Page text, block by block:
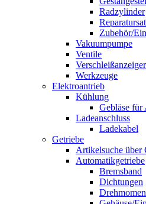
Radzylinder
Zubehör/
Vakuumpumpe
Ventile
Verschleißanzeiger
Werkzeuge
Elektroantrieb
Kühlung
Gebläse für
Ladeanschluss
Ladekabel
Getriebe
Artikelsuche über
Automatikgetriebe
Bremsband
Dichtungen